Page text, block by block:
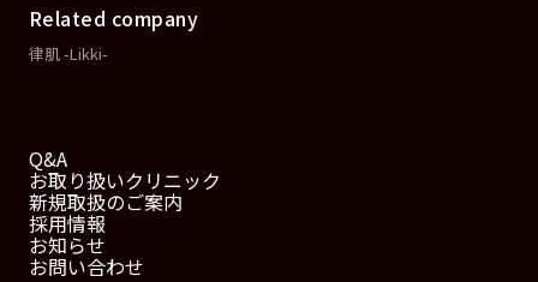
Related company
律肌 -Likki-
Q&A
お取り扱いクリニック
新規取扱のご案内
採用情報
お知らせ
お問い合わせ